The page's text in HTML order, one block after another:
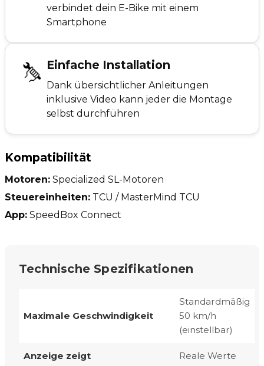
verbindet dein E-Bike mit einem
Smartphone
Einfache Installation
Dank übersichtlicher Anleitungen
inklusive Video kann jeder die Montage
selbst durchführen
Kompatibilität
Motoren: Specialized SL-Motoren
Steuereinheiten: TCU / MasterMind TCU
App: SpeedBox Connect
Technische Spezifikationen
Maximale Geschwindigkeit
Standardmäßig
50 km/h
(einstellbar)
Anzeige zeigt Reale Werte